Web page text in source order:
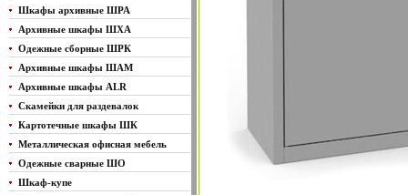
Шкафы архивные ШРА
Архивные шкафы ШХА
Одежные сборные ШРК
Архивные шкафы ШАМ
Архивные шкафы ALR
Скамейки для раздевалок
Картотечные шкафы ШК
Металлическая офисная мебель
Одежные сварные ШО
Шкаф-купе